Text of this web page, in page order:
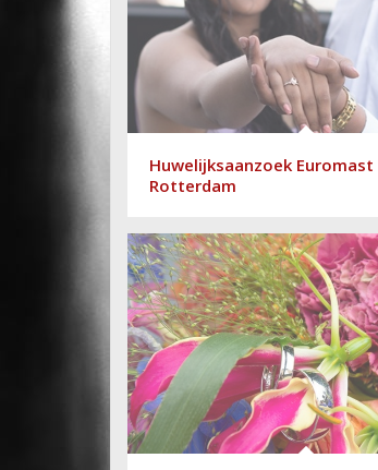
Huwelijksaanzoek Euromast
Rotterdam